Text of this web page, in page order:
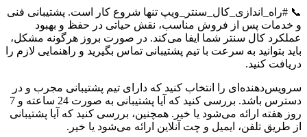
📞 #راه_اندازی_کال_سنتر_ویپ تنها شروع کار است. پشتیبانی فنی
و خدمات پس از فروش مناسب، نقش حیاتی در حفظ و بهبود
عملکرد کال سنتر شما ایفا می‌کند. در صورت بروز هرگونه مشکل،
باید بتوانید به سرعت با تیم پشتیبانی تماس بگیرید و راهنمایی لازم را
دریافت کنید.
سرویس‌دهنده‌ای را انتخاب کنید که دارای تیم پشتیبانی مجرب و در
دسترس باشد. بررسی کنید که آیا پشتیبانی به صورت 24 ساعته و 7
روز هفته ارائه می‌شود یا خیر. همچنین، بررسی کنید که آیا پشتیبانی
از طریق تلفن، ایمیل و چت آنلاین ارائه می‌شود یا خیر.